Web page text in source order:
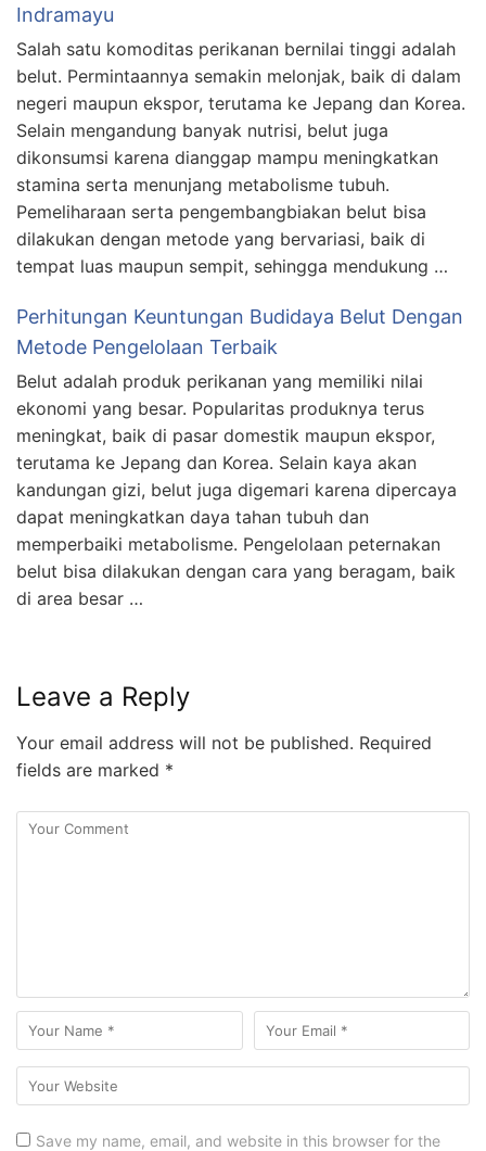
Indramayu
Salah satu komoditas perikanan bernilai tinggi adalah
belut. Permintaannya semakin melonjak, baik di dalam
negeri maupun ekspor, terutama ke Jepang dan Korea.
Selain mengandung banyak nutrisi, belut juga
dikonsumsi karena dianggap mampu meningkatkan
stamina serta menunjang metabolisme tubuh.
Pemeliharaan serta pengembangbiakan belut bisa
dilakukan dengan metode yang bervariasi, baik di
tempat luas maupun sempit, sehingga mendukung …
Perhitungan Keuntungan Budidaya Belut Dengan
Metode Pengelolaan Terbaik
Belut adalah produk perikanan yang memiliki nilai
ekonomi yang besar. Popularitas produknya terus
meningkat, baik di pasar domestik maupun ekspor,
terutama ke Jepang dan Korea. Selain kaya akan
kandungan gizi, belut juga digemari karena dipercaya
dapat meningkatkan daya tahan tubuh dan
memperbaiki metabolisme. Pengelolaan peternakan
belut bisa dilakukan dengan cara yang beragam, baik
di area besar …
Leave a Reply
Your email address will not be published. Required
fields are marked *
Save my name, email, and website in this browser for the